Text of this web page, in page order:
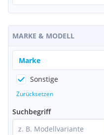
MARKE & MODELL
Marke
Sonstige
Zurücksetzen
Suchbegriff